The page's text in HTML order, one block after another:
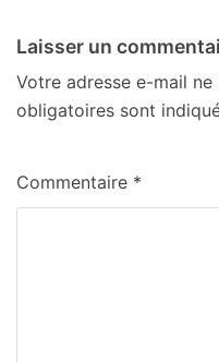
Laisser un
Votre adresse e-mail ne
obligatoires sont
Commentaire *